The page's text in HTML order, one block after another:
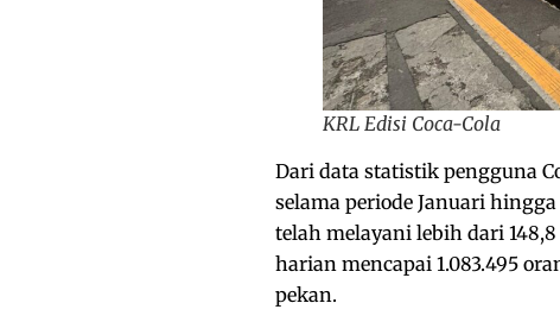
KRL Edisi Coca-Cola
Dari data statistik pengguna
selama periode Januari
telah melayani lebih dari
harian mencapai 1.083.495
pekan.